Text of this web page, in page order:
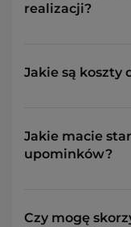
realizacji?
Jakie są koszty
Jakie macie
upominków?
Czy mogę